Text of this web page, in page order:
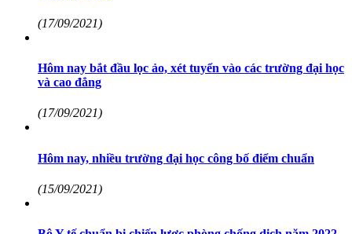
(17/09/2021)
Hôm nay bắt đầu lọc ảo, xét tuyển vào các trường đại học
và cao đẳng
(17/09/2021)
Hôm nay, nhiều trường đại học công bố điểm chuẩn
(15/09/2021)